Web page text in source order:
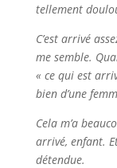
tellement
C’est arrivé
me semble.
« ce qui est
bien d’une
Cela m’a
arrivé, enfant.
détendue.